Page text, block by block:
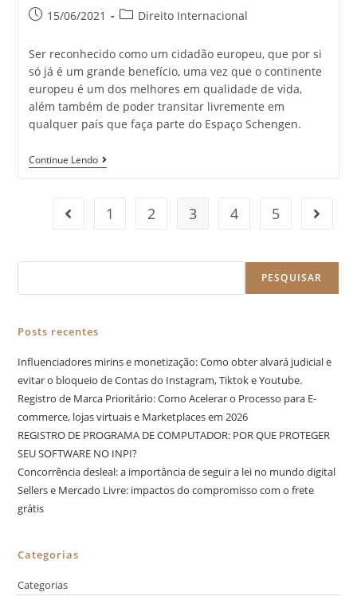
15/06/2021 Direito Internacional
Ser reconhecido como um cidadão europeu, que por si
só já é um grande benefício, uma vez que o continente
europeu é um dos melhores em qualidade de vida,
além também de poder transitar livremente em
qualquer país que faça parte do Espaço Schengen.
Continue Lendo
1 2 3 4 5
PESQUISAR
Posts recentes
Influenciadores mirins e monetização: Como obter alvará judicial e
evitar o bloqueio de Contas do Instagram, Tiktok e Youtube.
Registro de Marca Prioritário: Como Acelerar o Processo para E-
commerce, lojas virtuais e Marketplaces em 2026
REGISTRO DE PROGRAMA DE COMPUTADOR: POR QUE PROTEGER
SEU SOFTWARE NO INPI?
Concorrência desleal: a importância de seguir a lei no mundo digital
Sellers e Mercado Livre: impactos do compromisso com o frete
grátis
Categorias
Categorias